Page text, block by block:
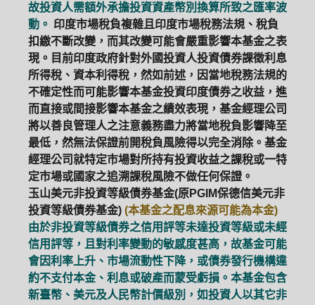
故投資人需額外承擔投資資產幣別換算所致之匯率波
動。 印度市場稅負複雜且印度市場稅務法規、稅負
扣繳不斷改變，而其改變可能會嚴重影響本基金之表
現。目前印度政府針對外國投資人投資債券課徵利息
所得稅、資本利得稅，然如前述，因當地稅務法規的
不確定性而可能影響本基金投資印度債券之收益，進
而直接或間接影響本基金之績效表現，基金經理公司
將以善良管理人之注意義務盡力將當地稅負影響降至
最低，然無法保證前開稅負風險得以完全消除。基金
經理公司就特定市場對所持有投資收益之課稅或一特
定市場或國家之追溯課稅風險不做任何保證。
玉山美元非投資等級債券基金(原PGIM保德信美元非
投資等級債券基金) (本基金之配息來源可能為本金)
由於非投資等級債券之信用評等未達投資等級或未經
信用評等，且對利率變動的敏感度甚高，故基金可能
會因利率上升、市場流動性下降，或債券發行機構違
約不支付本金、利息或破產而蒙受虧損。本基金包含
新臺幣、美元及人民幣計價級別，如投資人以其它非